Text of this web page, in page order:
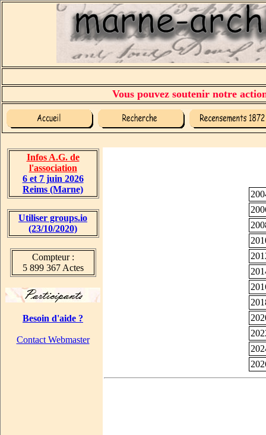
Vous pouvez soutenir notre
Infos A.G. de
l'association
6 et 7 juin 2026
Reims (Marne)
Utiliser groups.io
(23/10/2020)
Compteur :
5 899 367 Actes
Besoin d'aide ?
Contact Webmaster